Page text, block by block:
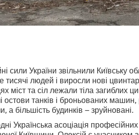
сили України звільнили Київську
тисячі людей і виросли нові
міст та сіл лежали тіла загиблих
остови танків і броньованих
а більшість будинків – зруйновані.
Українська асоціація